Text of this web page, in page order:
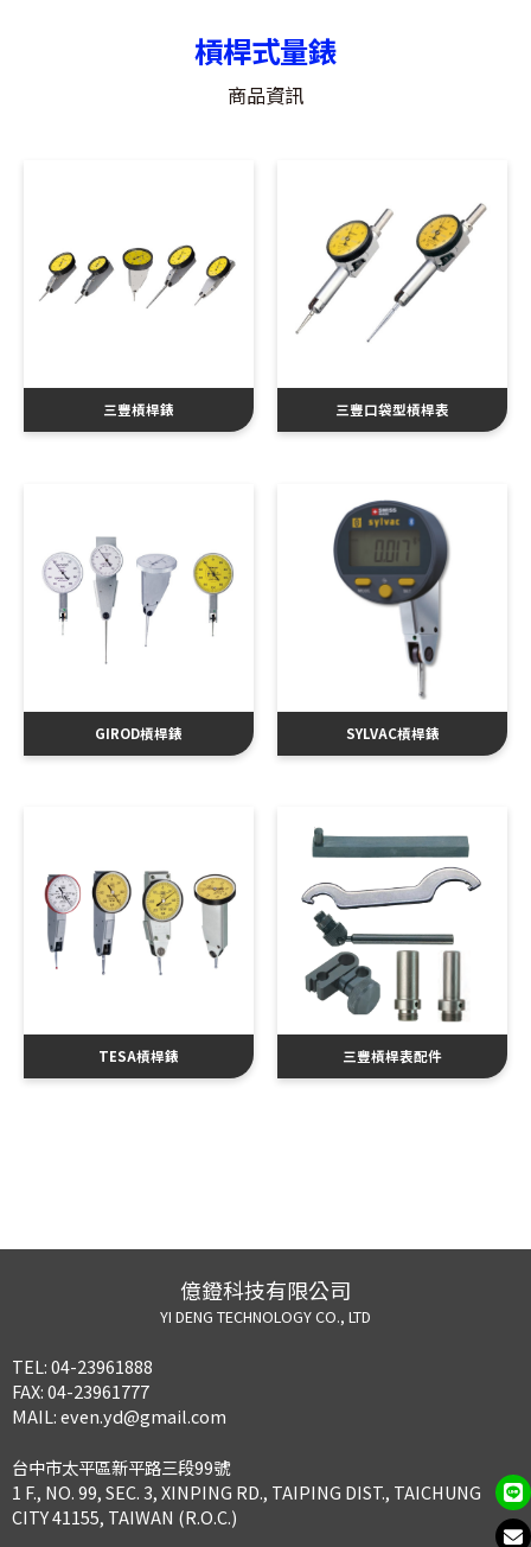
槓桿式量錶
商品資訊
三豐槓桿錶 三豐口袋型槓桿表
GIROD槓桿錶 SYLVAC槓桿錶
TESA槓桿錶 三豐槓桿表配件
億鐙科技有限公司
YI DENG TECHNOLOGY CO., LTD
TEL:04-23961888
FAX:04-23961777
MAIL:even.yd@gmail.com
台中市太平區新平路三段99號
1 F., NO. 99, SEC. 3, XINPING RD., TAIPING DIST., TAICHUNG
CITY 41155, TAIWAN (R.O.C.)